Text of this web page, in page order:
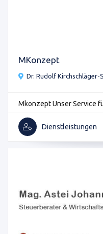
MKonzept
Dr. Rudolf Kirchschläger-
Mkonzept Unser Service
Dienstleistungen